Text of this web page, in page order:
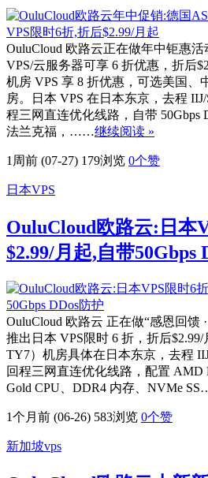
OuluCloud 欧路云正在做年中钜惠
VPS/云服务器可享 6 折优惠，折后
机房 VPS 享 8 折优惠，可选美国、
房。日本 VPS 在日本东京，去程 IIJ/
程三网直连优化线路，自带 50Gbps
法兰克福，……继续阅读 »
1周前 (07-27) 179浏览 0个赞
日本VPS
OuluCloud欧路云:日本
$2.99/月起,自带50Gbps
OuluCloud 欧路云 正在做“感恩回馈
推出日本 VPS限时 6 折，折后
TY7）机房具体在日本东京，去程
回程三网直连优化线路，配置 AMD
Gold CPU、DDR4 内存、NVMe
1个月前 (06-26) 583浏览 0个赞
新加坡vps